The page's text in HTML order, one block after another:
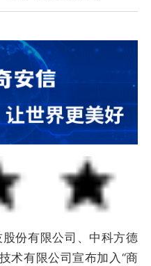
份有限公司、中科方德
术有限公司宣布加入“商